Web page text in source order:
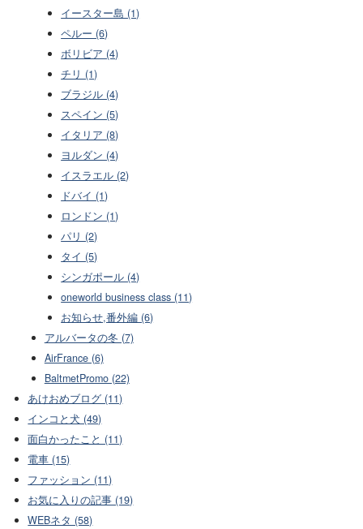
イースター島 (1)
ペルー (6)
ボリビア (4)
チリ (1)
ブラジル (4)
スペイン (5)
イタリア (8)
ヨルダン (4)
イスラエル (2)
ドバイ (1)
ロンドン (1)
パリ (2)
タイ (5)
シンガポール (4)
oneworld business class (11)
お知らせ,番外編 (6)
アルバータの冬 (7)
AirFrance (6)
BaltmetPromo (22)
あけおめブログ (11)
インコと犬 (49)
面白かったこと (11)
電車 (15)
ファッション (11)
お気に入りの記事 (19)
WEBネタ (58)